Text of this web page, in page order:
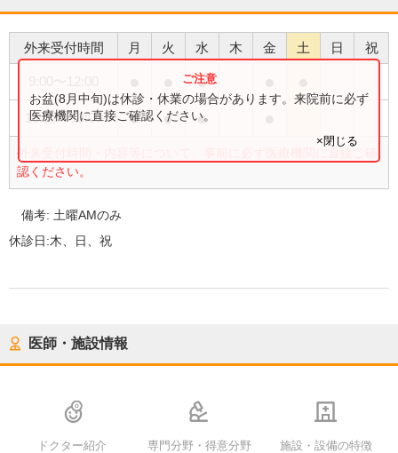
外来受付時間 月 火 水 木 金 土 日 祝
●
15:00〜18:00 ● ● ●
外来受付時間・内容等について、事前に必ず医療機関に直接ご確
認ください。
お盆(8月中旬)は休診・休業の場合があります。来院前に必ず
医療機関に直接ご確認ください。
×閉じる
備考: 土曜AMのみ
休診日:木、日、祝
医師・施設情報
ドクター紹介 専門分野・得意分野 施設・設備の特徴